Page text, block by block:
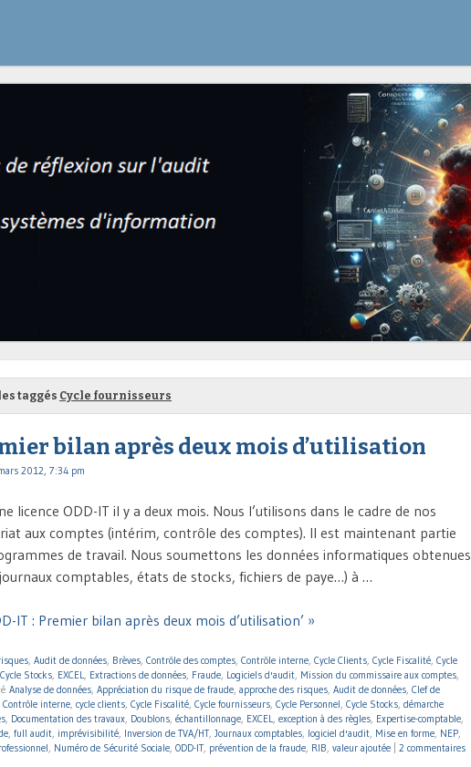
taggés Cycle fournisseurs
bilan après deux mois d’utilisation
2012, 7:34 pm
licence ODD-IT il y a deux mois. Nous l’utilisons dans le cadre de nos
aux comptes (intérim, contrôle des comptes). Il est maintenant partie
de travail. Nous soumettons les données informatiques obtenues
comptables, états de stocks, fichiers de paye…) à …
IT : Premier bilan après deux mois d’utilisation’ »
, Audit de données, Brèves, Contrôle des comptes, Contrôle interne, Cycle Clients, Cycle Fiscalité, Cycle
Cycle Stocks, EXCEL, Extractions de données, Fraude, Logiciels d'audit, Mission du commissaire aux comptes,
Analyse de données, Appréciation du risque de fraude, approche des risques, Audit de données, Clef de
Contrôle interne, cycle clients, Cycle Fiscalité, Cycle fournisseurs, Cycle Personnel, Cycle Stocks, démarche
, Documentation des travaux, Doublons, échantillonnage, EXCEL, exception à des règles, Expertise-comptable,
, full audit, imprévisibilité, Inversion de TVA/HT, Journaux comptables, logiciel d'audit, Mise en forme, NEP,
, Numéro de Sécurité Sociale, ODD-IT, prévention de la fraude, RIB, valeur ajoutée 2 commentaires